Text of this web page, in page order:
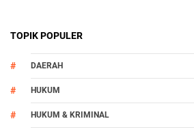
TOPIK POPULER
DAERAH
HUKUM
HUKUM & KRIMINAL